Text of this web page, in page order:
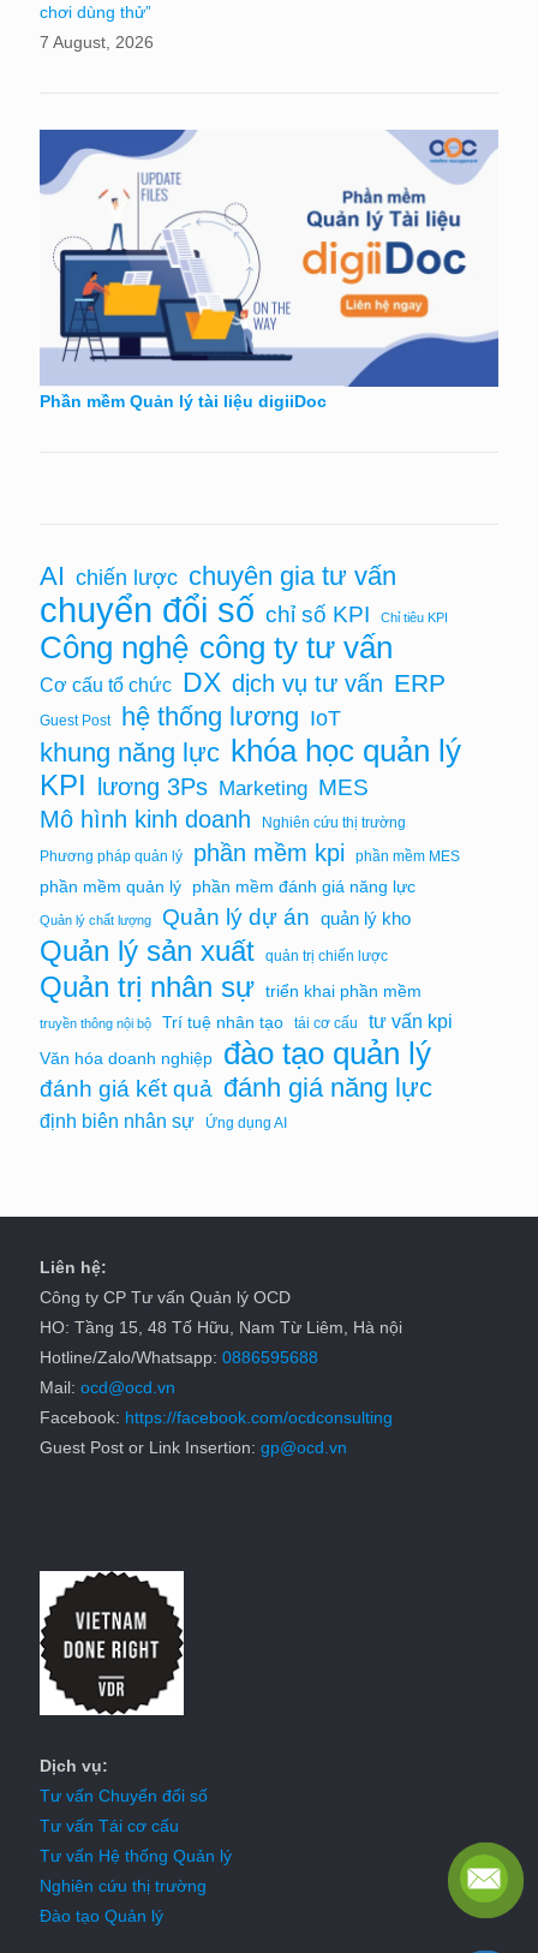
chơi dùng thử”
7 August, 2026
Phần mềm Quản lý tài liệu digiiDoc
AI chiến lược chuyên gia tư vấn
chuyển đổi số chỉ số KPI Chỉ tiêu KPI
Công nghệ công ty tư vấn
Cơ cấu tổ chức DX dịch vụ tư vấn ERP
Guest Post hệ thống lương IoT
khung năng lực khóa học quản lý
KPI lương 3Ps Marketing MES
Mô hình kinh doanh
Nghiên cứu thị trường
Phương pháp quản lý
phần mềm kpi phần mềm MES
phần mềm quản lý phần mềm đánh giá năng lực
Quản lý chất lượng Quản lý dự án quản lý kho
Quản lý sản xuất quản trị chiến lược
Quản trị nhân sự triển khai phần mềm
truyền thông nội bộ Trí tuệ nhân tạo tái cơ cấu tư vấn kpi
Văn hóa doanh nghiệp đào tạo quản lý
đánh giá kết quả đánh giá năng lực
định biên nhân sự Ứng dụng AI
Liên hệ:
Công ty CP Tư vấn Quản lý OCD
HO: Tầng 15, 48 Tố Hữu, Nam Từ Liêm, Hà nội
Hotline/Zalo/Whatsapp: 0886595688
Mail: ocd@ocd.vn
Facebook: https://facebook.com/ocdconsulting
Guest Post or Link Insertion: gp@ocd.vn
Dịch vụ:
Tư vấn Chuyển đổi số
Tư vấn Tái cơ cấu
Tư vấn Hệ thống Quản lý
Nghiên cứu thị trường
Đào tạo Quản lý